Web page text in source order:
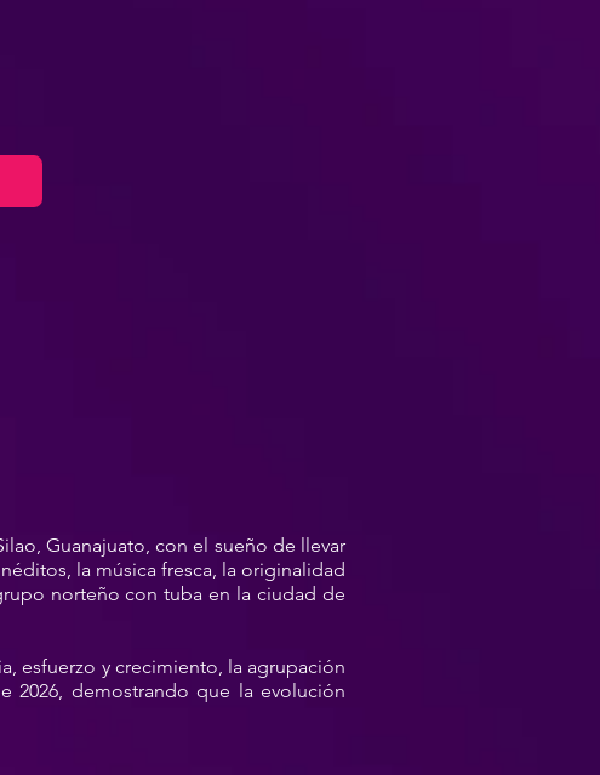
Guanajuato, con el sueño de llevar
la música fresca, la originalidad
norteño con tuba en la ciudad de
esfuerzo y crecimiento, la agrupación
2026, demostrando que la evolución